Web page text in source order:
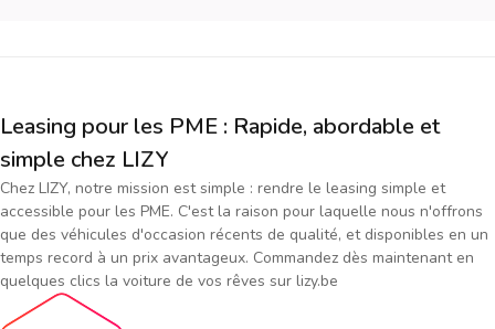
Leasing pour les PME : Rapide, abordable et
simple chez LIZY
Chez LIZY, notre mission est simple : rendre le leasing simple et
accessible pour les PME. C'est la raison pour laquelle nous n'offrons
que des véhicules d'occasion récents de qualité, et disponibles en un
temps record à un prix avantageux. Commandez dès maintenant en
quelques clics la voiture de vos rêves sur lizy.be